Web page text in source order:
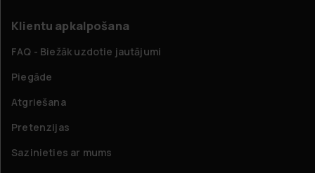
Klientu apkalpošana
FAQ - Biežāk uzdotie jautājumi
Piegāde
Atgriešana
Pretenzijas
Sazinieties ar mums